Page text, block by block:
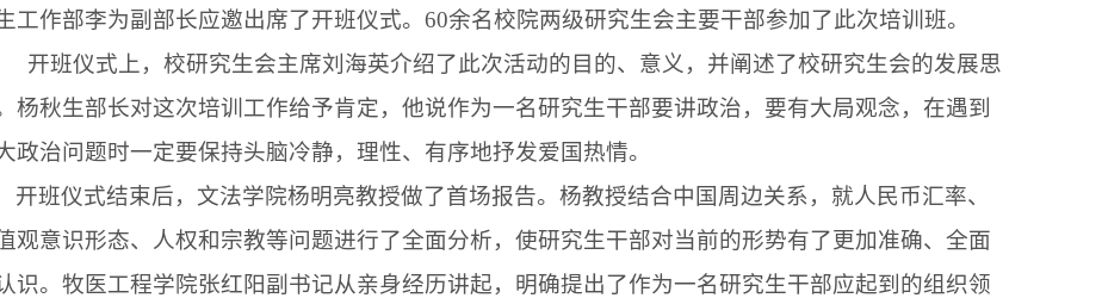
工作部李为副部长应邀出席了开班仪式。 60余名校院两级研究生会主要干部参加了此次培训班。
开班仪式上，校研究生会主席刘海英介绍了此次活动的目的、意义，并阐述了校研究生会的发展思
杨秋生部长对这次培训工作给予肯定，他说作为一名研究生干部要讲政治，要有大局观念，在遇到
政治问题时一定要保持头脑冷静，理性、有序地抒发爱国热情。
开班仪式结束后，文法学院杨明亮教授做了首场报告。杨教授结合中国周边关系，就人民币汇率、
观意识形态、人权和宗教等问题进行了全面分析，使研究生干部对当前的形势有了更加准确、全面
识。牧医工程学院张红阳副书记从亲身经历讲起，明确提出了作为一名研究生干部应起到的组织领